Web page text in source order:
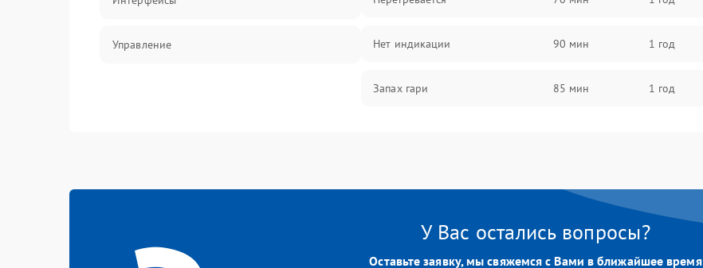
Управление Нет индикации 90 мин 1 год
Запах гари 85 мин 1 год
У Вас остались вопросы?
Оставьте заявку, мы свяжемся с Вами в ближайшее время